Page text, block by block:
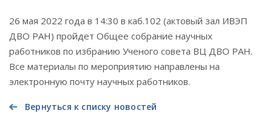
26 мая 2022 года в 14:30 в каб.102 (актовый зал ИВЭП
ДВО РАН) пройдет Общее собрание научных
работников по избранию Ученого совета ВЦ ДВО РАН.
Все материалы по мероприятию направлены на
электронную почту научных работников.
Вернуться к списку новостей